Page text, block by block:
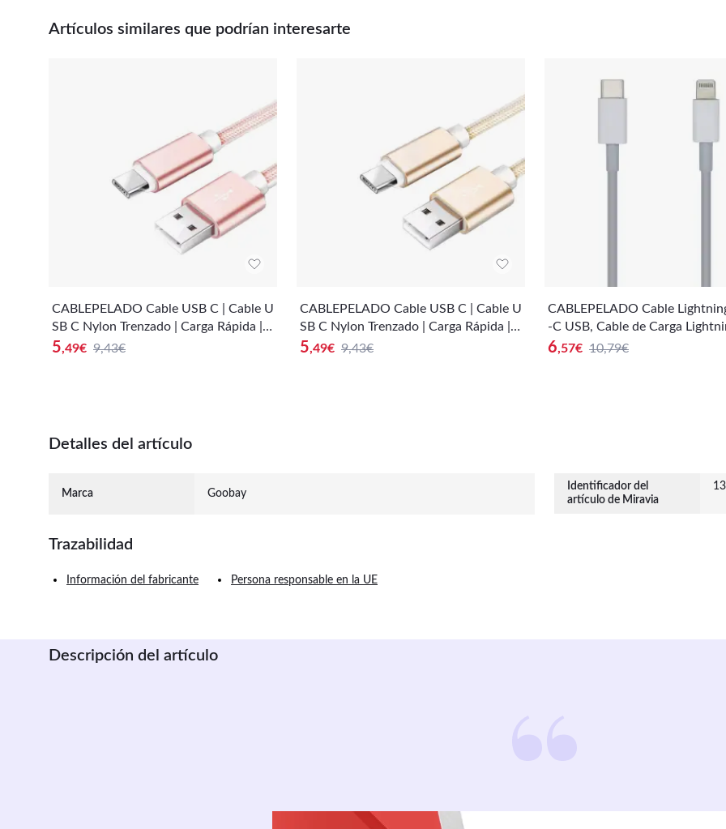
Artículos similares que podrían interesarte
CABLEPELADO Cable USB C | Cable U
SB C Nylon Trenzado | Carga Rápida | 2
A | Compatible con Samsung Galaxy S
5,49€ 9,43€
CABLEPELADO Cable USB C | Cable U
SB C Nylon Trenzado | Carga Rápida | 2
A | Compatible con Samsung Galaxy S
5,49€ 9,43€
CABLEPELADO Cable
-C USB, Cable de Carga
B-C, Compatible con iPhone,
6,57€ 10,79€
Detalles del artículo
Marca Goobay
Identificador del
artículo de Miravia
Trazabilidad
Información del fabricante Persona responsable en la UE
Descripción del artículo